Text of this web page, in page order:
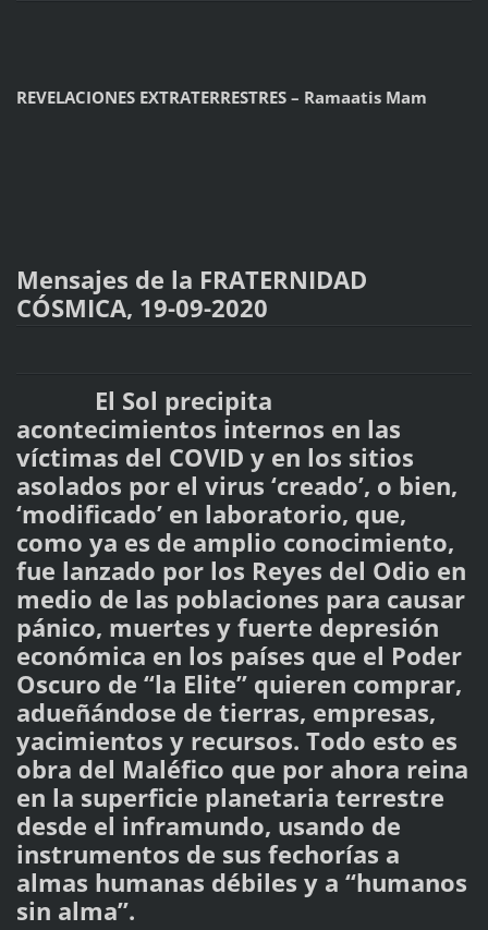
REVELACIONES EXTRATERRESTRES – Ramaatis Mam
Mensajes de la FRATERNIDAD
CÓSMICA, 19-09-2020
El Sol precipita
acontecimientos internos en las
víctimas del COVID y en los sitios
asolados por el virus ‘creado’, o bien,
‘modificado’ en laboratorio, que,
como ya es de amplio conocimiento,
fue lanzado por los Reyes del Odio en
medio de las poblaciones para causar
pánico, muertes y fuerte depresión
económica en los países que el Poder
Oscuro de “la Elite” quieren comprar,
adueñándose de tierras, empresas,
yacimientos y recursos. Todo esto es
obra del Maléfico que por ahora reina
en la superficie planetaria terrestre
desde el inframundo, usando de
instrumentos de sus fechorías a
almas humanas débiles y a “humanos
sin alma”.